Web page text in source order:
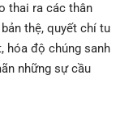
thai ra các thân
thệ, quyết chí tu
hóa độ chúng sanh
những sự cầu